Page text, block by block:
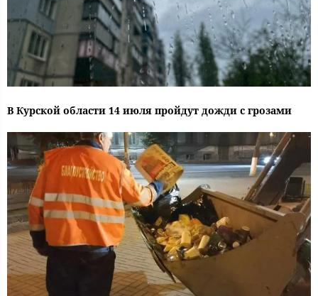
В Курской области 14 июля пройдут дожди с грозами